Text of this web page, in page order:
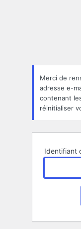
oublié
Merci de
adresse e-
contenant
réinitialiser
Identifiant